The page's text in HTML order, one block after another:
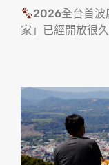
2026全台首波
家」已經開放很